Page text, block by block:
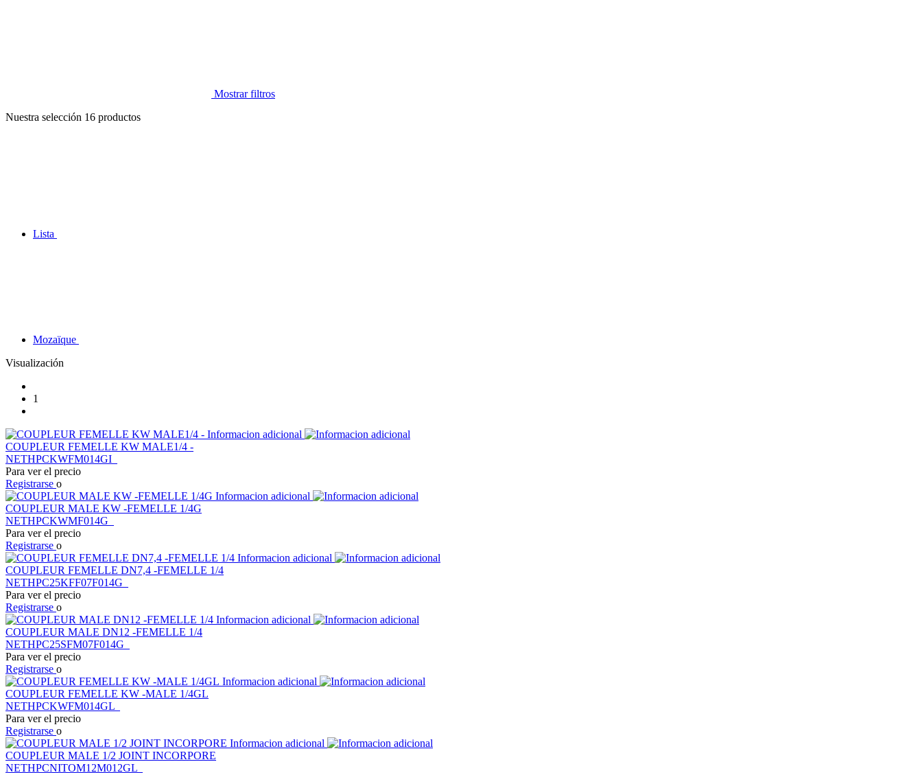
Mostrar filtros
Nuestra selección 16 productos
Lista
Mozaïque
Visualización
1
Informacion adicional
COUPLEUR FEMELLE KW MALE1/4 -
NETHPCKWFM014GI
Para ver el precio
Registrarse o
Informacion adicional
COUPLEUR MALE KW -FEMELLE 1/4G
NETHPCKWMF014G
Para ver el precio
Registrarse o
Informacion adicional
COUPLEUR FEMELLE DN7,4 -FEMELLE 1/4
NETHPC25KFF07F014G
Para ver el precio
Registrarse o
Informacion adicional
COUPLEUR MALE DN12 -FEMELLE 1/4
NETHPC25SFM07F014G
Para ver el precio
Registrarse o
Informacion adicional
COUPLEUR FEMELLE KW -MALE 1/4GL
NETHPCKWFM014GL
Para ver el precio
Registrarse o
Informacion adicional
COUPLEUR MALE 1/2 JOINT INCORPORE
NETHPCNITOM12M012GL